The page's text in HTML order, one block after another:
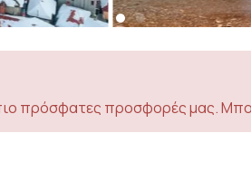
πρόσφατες προσφορές μας.